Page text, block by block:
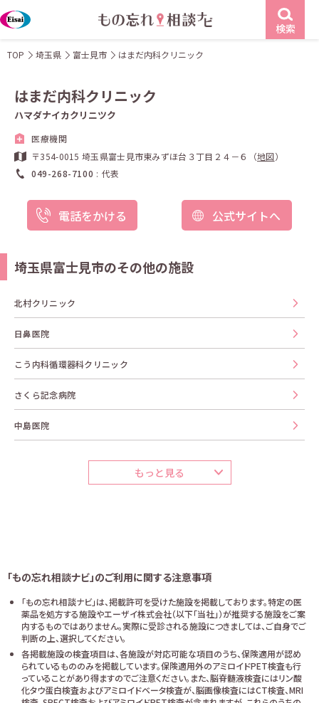
検索
TOP 埼玉県 富士見市 はまだ内科クリニック
はまだ内科クリニック
ハマダナイカクリニツク
医療機関
〒354-0015 埼玉県富士見市東みずほ台３丁目２４－６（地図）
049-268-7100
代表
電話をかける 公式サイトへ
埼玉県富士見市のその他の施設
北村クリニック
日鼻医院
こう内科循環器科クリニック
さくら記念病院
中島医院
もっと見る
「もの忘れ相談ナビ」のご利用に関する注意事項
「もの忘れ相談ナビ」は、掲載許可を受けた施設を掲載しております。特定の医
薬品を処方する施設やエーザイ株式会社（以下「当社」）が推奨する施設をご案
内するものではありません。実際に受診される施設につきましては、ご自身でご
判断の上、選択してください。
各掲載施設の検査項目は、各施設が対応可能な項目のうち、保険適用が認め
られているもののみを掲載しています。保険適用外のアミロイドPET検査も行
っていることがあり得ますのでご注意ください。また、脳脊髄液検査にはリン酸
化タウ蛋白検査およびアミロイドベータ検査が、脳画像検査にはCT検査、MRI